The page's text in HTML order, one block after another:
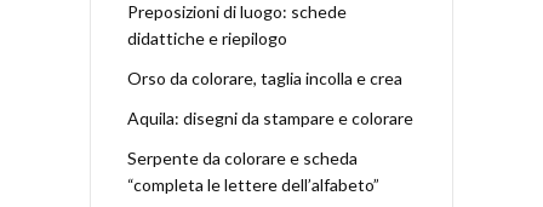
Preposizioni di luogo: schede
didattiche e riepilogo
Orso da colorare, taglia incolla e crea
Aquila: disegni da stampare e colorare
Serpente da colorare e scheda
“completa le lettere dell’alfabeto”